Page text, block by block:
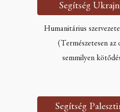
Segítség
Humanitárius
(Természetesen az
semmilyen
Segítség